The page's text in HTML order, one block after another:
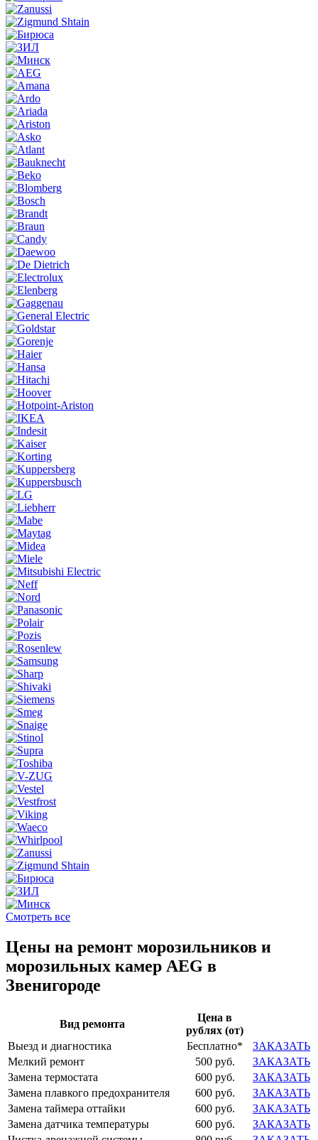
Смотреть все
Цены на ремонт морозильников и
морозильных камер AEG в
Звенигороде
Вид ремонта
Цена в
рублях (от)
Выезд и диагностика
Бесплатно*
ЗАКАЗАТЬ
Мелкий ремонт
500 руб.
ЗАКАЗАТЬ
Замена термостата
600 руб.
ЗАКАЗАТЬ
Замена плавкого предохранителя
600 руб.
ЗАКАЗАТЬ
Замена таймера оттайки
600 руб.
ЗАКАЗАТЬ
Замена датчика температуры
600 руб.
ЗАКАЗАТЬ